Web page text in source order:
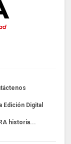
Edición Digital
historia...